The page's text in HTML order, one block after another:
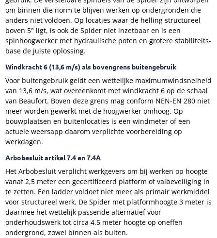
om binnen die norm te blijven werken op ondergronden die
anders niet voldoen. Op locaties waar de helling structureel
boven 5° ligt, is ook de Spider niet inzetbaar en is een
spinhoogwerker met hydraulische poten en grotere stabiliteits-
base de juiste oplossing.
Windkracht 6 (13,6 m/s) als bovengrens buitengebruik
Voor buitengebruik geldt een wettelijke maximumwindsnelheid
van 13,6 m/s, wat overeenkomt met windkracht 6 op de schaal
van Beaufort. Boven deze grens mag conform NEN-EN 280 niet
meer worden gewerkt met de hoogwerker omhoog. Op
bouwplaatsen en buitenlocaties is een windmeter of een
actuele weersapp daarom verplichte voorbereiding op
werkdagen.
Arbobesluit artikel 7.4 en 7.4A
Het Arbobesluit verplicht werkgevers om bij werken op hoogte
vanaf 2,5 meter een gecertificeerd platform of valbeveiliging in
te zetten. Een ladder voldoet niet meer als primair werkmiddel
voor structureel werk. De Spider met platformhoogte 3 meter is
daarmee het wettelijk passende alternatief voor
onderhoudswerk tot circa 4,5 meter hoogte op oneffen
ondergrond, zowel binnen als buiten.